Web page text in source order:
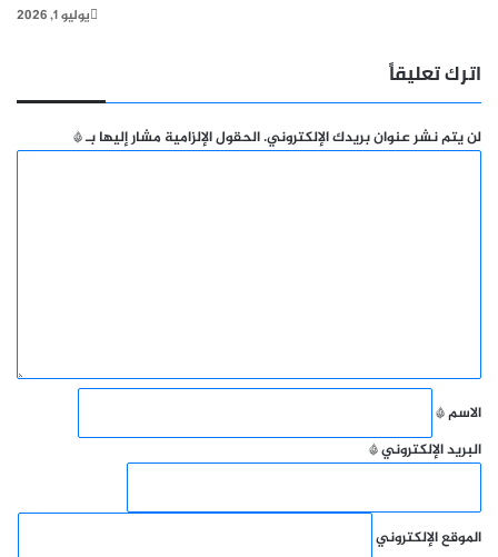
يوليو 1, 2026
اترك تعليقاً
لن يتم نشر عنوان بريدك الإلكتروني.الحقول الإلزامية مشار إليها بـ*
الاسم*
البريد الإلكتروني*
الموقع الإلكتروني